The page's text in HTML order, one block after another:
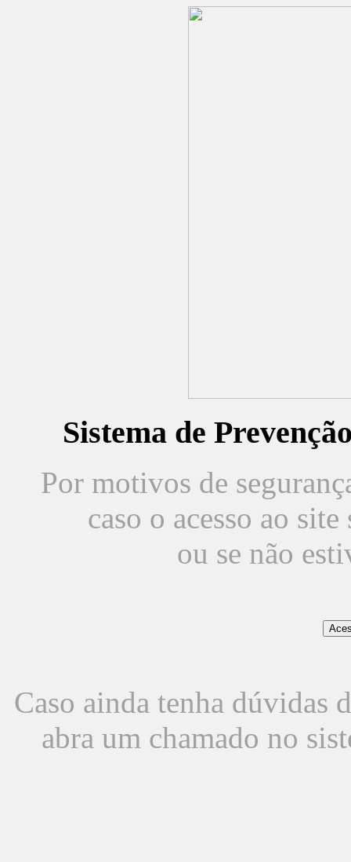
Sistema de
Por motivos de
caso o acesso ao
ou se não
Caso ainda tenha dúvidas
abra um chamado no